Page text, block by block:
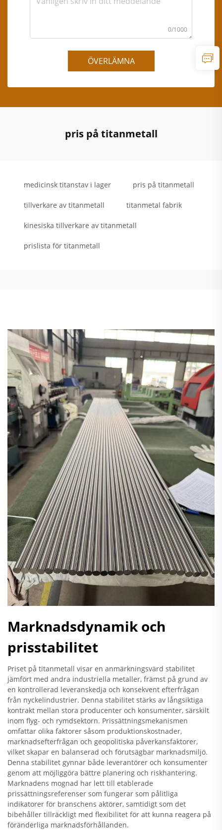
0/1000
ÖVERLÄMNA
pris på titanmetall
medicinsk titanstav i lager pris på titanmetall
tillverkare av titanmetall titanmetal fabrik
kinesiska tillverkare av titanmetall
prislista för titanmetall
Marknadsdynamik och
prisstabilitet
Priset på titanmetall visar en anmärkningsvärd stabilitet
jämfört med andra industriella metaller, främst på grund av
en kontrollerad leveranskedja och konsekvent efterfrågan
från nyckelindustrier. Denna stabilitet stärks av långsiktiga
kontrakt mellan stora producenter och konsumenter, särskilt
inom flyg- och rymdsektorn. Prissättningsmekanismen
omfattar olika faktorer såsom produktionskostnader,
marknadsefterfrågan och geopolitiska påverkansfaktorer,
vilket skapar en balanserad och förutsägbar marknadsmiljö.
Denna stabilitet gynnar både leverantörer och konsumenter
genom att möjliggöra bättre planering och riskhantering.
Marknadens mognad har lett till etablerade
prissättningsreferenser som fungerar som pålitliga
indikatorer för branschens aktörer, samtidigt som det
bibehåller tillräckligt med flexibilitet för att kunna reagera på
föränderliga marknadsförhållanden.